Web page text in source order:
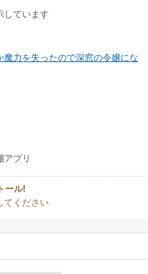
しています
力を失ったので深窓の令嬢にな
アプリ
ール!
てください